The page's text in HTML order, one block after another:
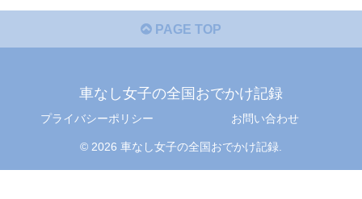
PAGE TOP
車なし女子の全国おでかけ記録
プライバシーポリシー お問い合わせ
© 2026 車なし女子の全国おでかけ記録.